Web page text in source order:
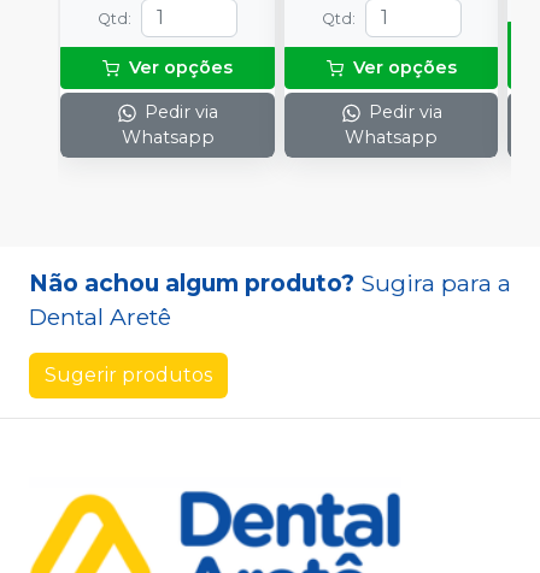
Qtd:
Ver opções
Pedir via
Whatsapp
Qtd:
Ver opções
Pedir via
Whatsapp
Não achou algum produto? Sugira para a
Dental Aretê
Sugerir produtos